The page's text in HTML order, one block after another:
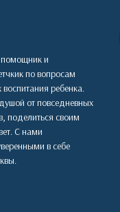
помощник и
по вопросам
ребенка.
от повседневных
поделиться своим
С нами
в себе